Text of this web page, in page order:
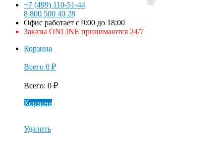
+7 (499) 110-51-44
8 800 500 40 28
Офис работает с 9:00 до 18:00
Заказы ONLINE принимаются 24/7
Корзина
Всего 0 ₽
Всего: 0 ₽
Корзина
Удалить